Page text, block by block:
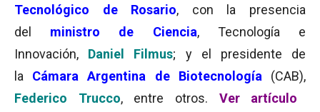
Tecnológico de Rosario, con la presencia
del
ministro de Ciencia, Tecnología e
Innovación,
Daniel Filmus; y el presidente de
la
Cámara Argentina de Biotecnología (CAB),
Federico Trucco, entre otros. Ver artículo